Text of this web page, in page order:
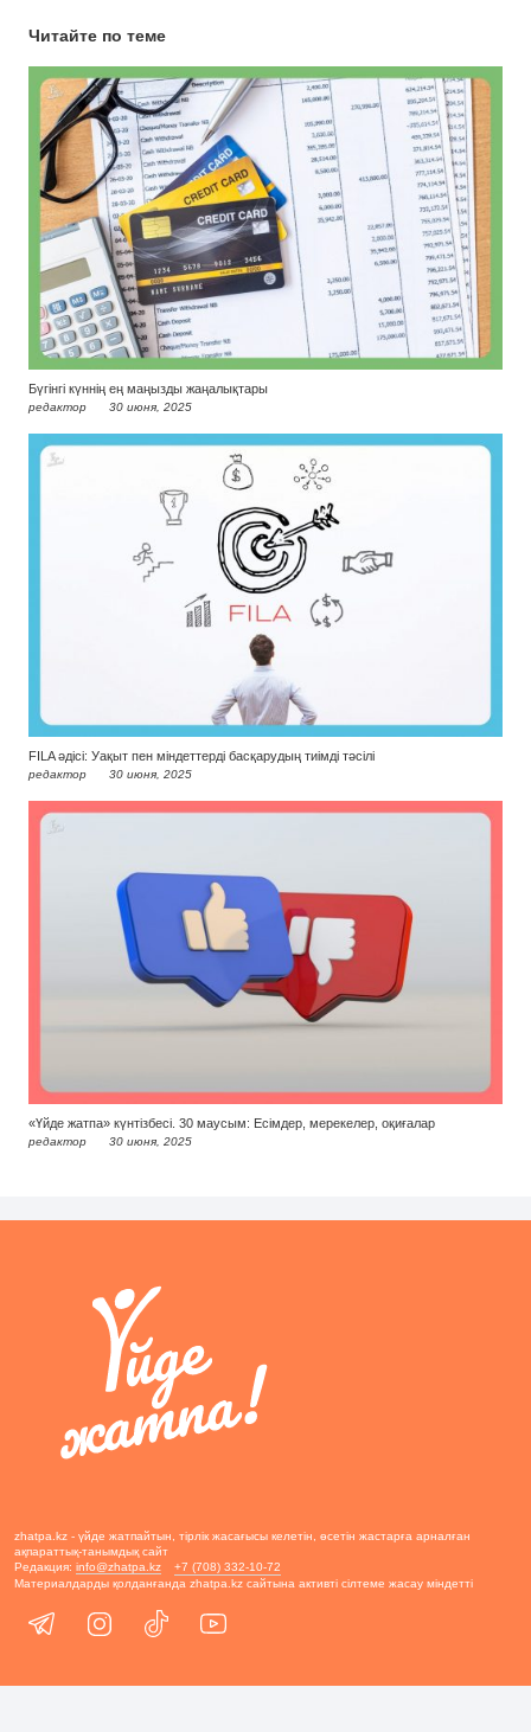
Читайте по теме
Бүгінгі күннің ең маңызды жаңалықтары
редактор 30 июня, 2025
FILA әдісі: Уақыт пен міндеттерді басқарудың тиімді тәсілі
редактор 30 июня, 2025
«Үйде жатпа» күнтізбесі. 30 маусым: Есімдер, мерекелер, оқиғалар
редактор 30 июня, 2025
zhatpa.kz - үйде жатпайтын, тірлік жасағысы келетін, өсетін жастарға арналған
ақпараттық-танымдық сайт
Редакция: info@zhatpa.kz
+7 (708) 332-10-72
Материалдарды қолданғанда zhatpa.kz сайтына активті сілтеме жасау міндетті